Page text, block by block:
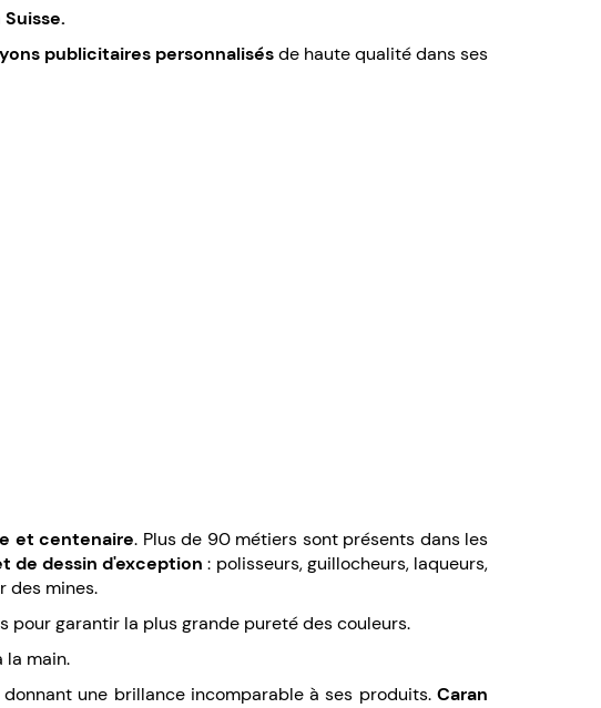
publicitaires personnalisésde haute qualité dans ses
et centenaire. Plus de 90 métiers sont présents dans les
de dessin d'exception : polisseurs, guillocheurs, laqueurs,
des mines.
pour garantir la plus grande pureté des couleurs.
la main.
une brillance incomparable à ses produits. Caran